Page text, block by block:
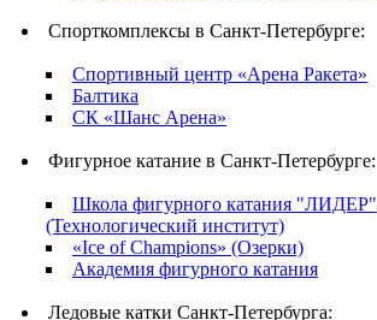
Спорткомплексы в Санкт-Петербурге:
Спортивный центр «Арена Ракета»
Балтика
СК «Шанс Арена»
Фигурное катание в Санкт-Петербурге:
Школа фигурного катания "ЛИДЕР"
(Технологический институт)
«Ice of Champions» (Озерки)
Академия фигурного катания
Ледовые катки Санкт-Петербурга: